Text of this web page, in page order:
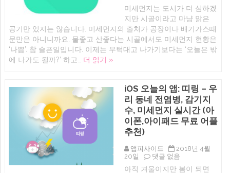
이
폰,
아
이
패
드
공
부
어
플
추
천)
늘
의
앱:
미
세
미
먼
지,
초
미
세
먼
도
현
황
미세먼지는 도시가 더 심하겠
지만 시골이라고 마냥 맑은
공기만 있지는 않습니다. 미세먼지의 출처가 공장이나 배기가스때
문만은 아니니까요. 물좋고 산좋다는 시골에서도 미세먼지 현황은
‘나쁨’. 참 슬픈일입니다. 이제는 무턱대고 나가기보다는 ‘오늘은 밖
에 나가도 될까?’ 하고… 더 읽기 »
iOS 오늘의 앱: 띠링 – 우
리 동네 전염병, 감기지
수, 미세먼지 실시간 (아
이폰,아이패드 무료 어플
추천)
앱피사이드
2018년 4월
20일
iOS
늘
댓글 없음
아직 겨울이지만 봄이 되면